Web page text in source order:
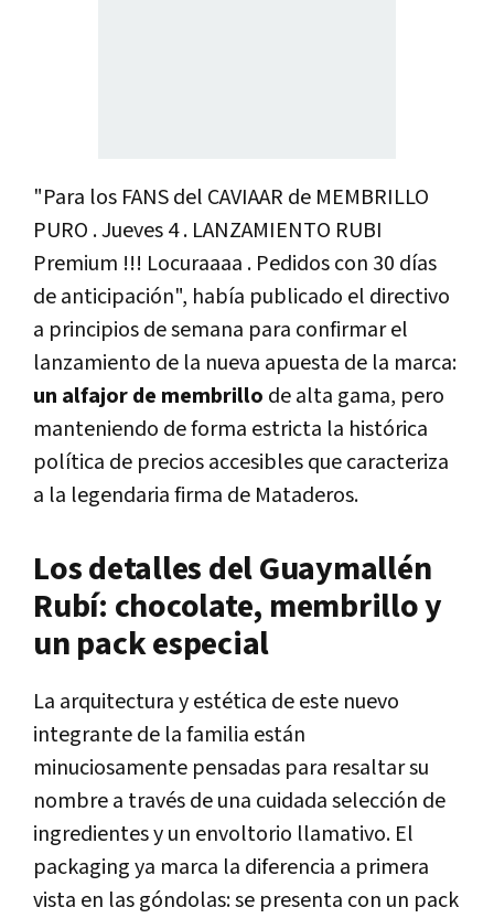
"Para los FANS del CAVIAAR de MEMBRILLO
PURO . Jueves 4 . LANZAMIENTO RUBI
Premium !!! Locuraaaa . Pedidos con 30 días
de anticipación", había publicado el directivo
a principios de semana para confirmar el
lanzamiento de la nueva apuesta de la marca:
un alfajor de membrillo de alta gama, pero
manteniendo de forma estricta la histórica
política de precios accesibles que caracteriza
a la legendaria firma de Mataderos.
Los detalles del Guaymallén
Rubí: chocolate, membrillo y
un pack especial
La arquitectura y estética de este nuevo
integrante de la familia están
minuciosamente pensadas para resaltar su
nombre a través de una cuidada selección de
ingredientes y un envoltorio llamativo. El
packaging ya marca la diferencia a primera
vista en las góndolas: se presenta con un pack